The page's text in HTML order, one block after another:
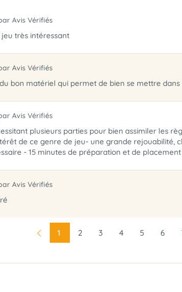
Avis Vérifiés
très intéressant
Avis Vérifiés
bon matériel qui permet de bien se mettre
Avis Vérifiés
plusieurs parties pour bien assimiler les
de ce genre de jeu- une grande
- 15 minutes de préparation et de
Avis Vérifiés
1 2 3 4 5 6